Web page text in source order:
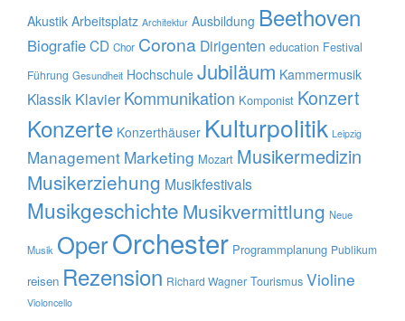
Akustik Arbeitsplatz Architektur Ausbildung Beethoven
BiografieCD Chor Corona Dirigenten education Festival
Führung Gesundheit Hochschule Jubiläum Kammermusik
Klassik Klavier Kommunikation Komponist Konzert
Konzerte Konzerthäuser Kulturpolitik Leipzig
Management Marketing Mozart Musikermedizin
Musikerziehung Musikfestivals
Musikgeschichte Musikvermittlung Neue
Musik OperOrchester Programmplanung Publikum
reisen Rezension Richard Wagner Tourismus Violine
Violoncello